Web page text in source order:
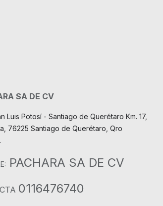
SA DE CV
Luis Potosí - Santiago de Querétaro Km. 17,
76225 Santiago de Querétaro, Qro
PACHARA SA DE CV
0116476740